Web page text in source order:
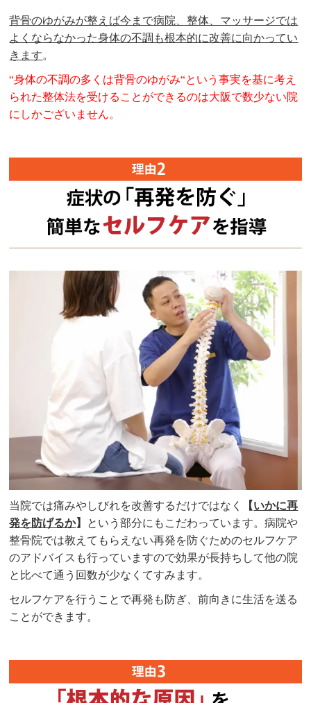
背骨のゆがみが整えば今まで病院、整体、マッサージでは
よくならなかった身体の不調も根本的に改善に向かってい
きます。
“身体の不調の多くは背骨のゆがみ“という事実を基に考え
られた整体法を受けることができるのは大阪で数少ない院
にしかございません。
当院では痛みやしびれを改善するだけではなく 【いかに再
発を防げるか】 という部分にもこだわっています。病院や
整骨院では教えてもらえない再発を防ぐためのセルフケア
のアドバイスも行っていますので効果が長持ちして他の院
と比べて通う回数が少なくてすみます。
セルフケアを行うことで再発も防ぎ、前向きに生活を送る
ことができます。